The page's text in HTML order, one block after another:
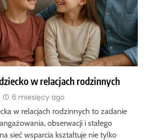
w relacjach rodzinnych
6 miesięcy ago
w relacjach rodzinnych to zadanie
obserwacji i stałego
sieć wsparcia kształtuje nie tylko